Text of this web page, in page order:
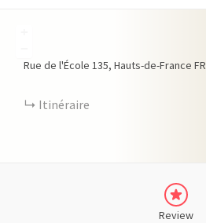
Rue de l'École 135 Hauts-de-France FR
Itinéraire
Review